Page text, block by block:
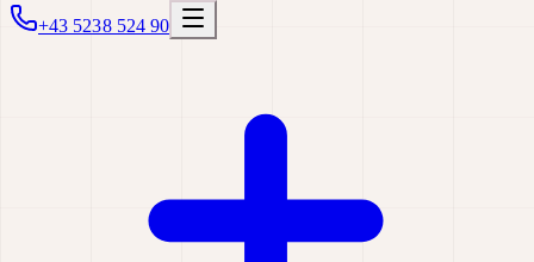
+43 5238 524 90